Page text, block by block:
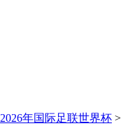
2026年国际足联世界杯 >